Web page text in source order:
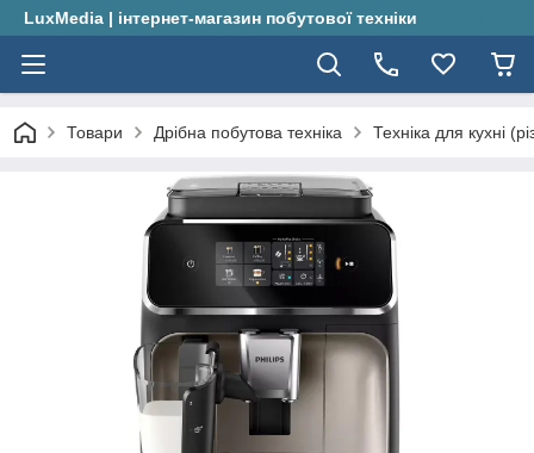
LuxMedia | інтернет-магазин побутової техніки
Товари Дрібна побутова техніка Техніка для кухні